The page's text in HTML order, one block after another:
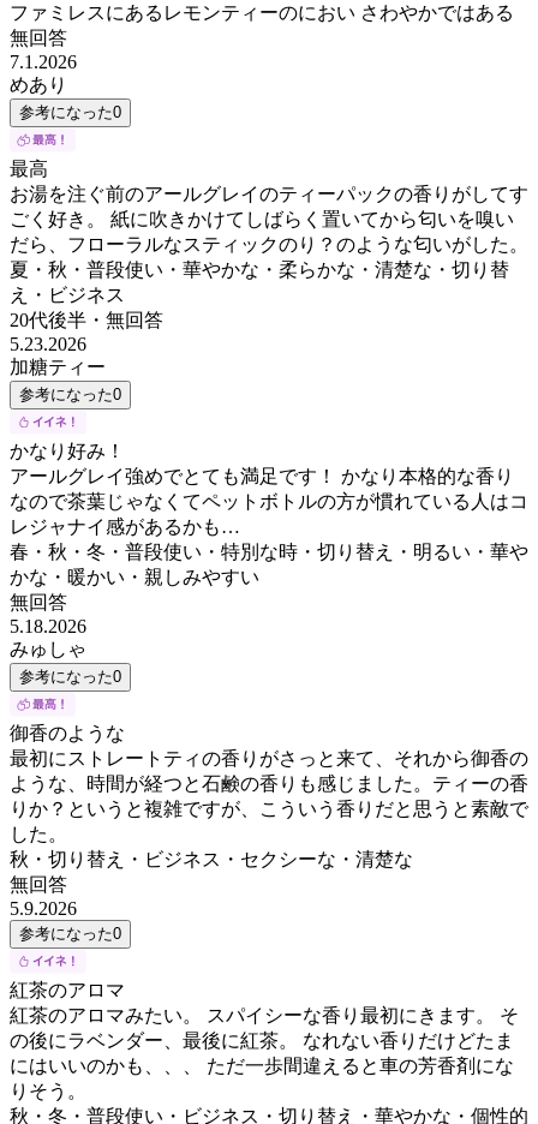
ファミレスにあるレモンティーのにおい さわやかではある
無回答
7.1.2026
めあり
参考になった0
最高
お湯を注ぐ前のアールグレイのティーパックの香りがしてす
ごく好き。 紙に吹きかけてしばらく置いてから匂いを嗅い
だら、フローラルなスティックのり？のような匂いがした。
夏・秋・普段使い・華やかな・柔らかな・清楚な・切り替
え・ビジネス
20代後半 ・ 無回答
5.23.2026
加糖ティー
参考になった0
かなり好み！
アールグレイ強めでとても満足です！ かなり本格的な香り
なので茶葉じゃなくてペットボトルの方が慣れている人はコ
レジャナイ感があるかも…
春・秋・冬・普段使い・特別な時・切り替え・明るい・華や
かな・暖かい・親しみやすい
無回答
5.18.2026
みゅしゃ
参考になった0
御香のような
最初にストレートティの香りがさっと来て、それから御香の
ような、時間が経つと石鹸の香りも感じました。ティーの香
りか？というと複雑ですが、こういう香りだと思うと素敵で
した。
秋・切り替え・ビジネス・セクシーな・清楚な
無回答
5.9.2026
参考になった0
紅茶のアロマ
紅茶のアロマみたい。 スパイシーな香り最初にきます。 そ
の後にラベンダー、最後に紅茶。 なれない香りだけどたま
にはいいのかも、、、 ただ一歩間違えると車の芳香剤にな
りそう。
秋・冬・普段使い・ビジネス・切り替え・華やかな・個性的